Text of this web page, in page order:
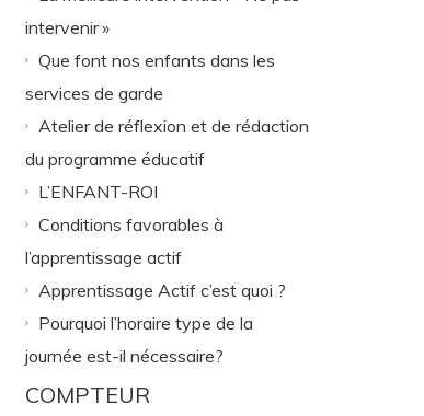
intervenir »
Que font nos enfants dans les
services de garde
Atelier de réflexion et de rédaction
du programme éducatif
L’ENFANT-ROI
Conditions favorables à
l’apprentissage actif
Apprentissage Actif c’est quoi ?
Pourquoi l’horaire type de la
journée est-il nécessaire?
COMPTEUR